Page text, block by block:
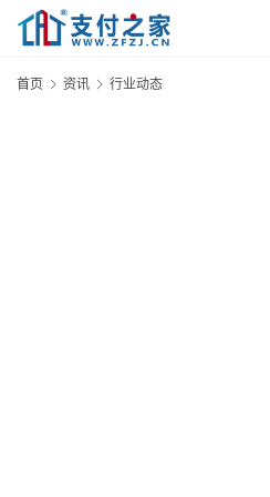
首页 资讯 行业动态